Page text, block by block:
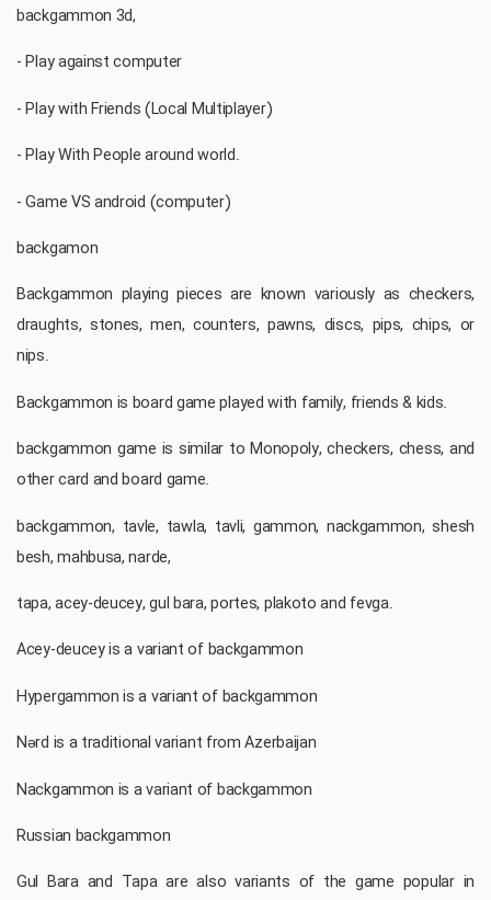
backgammon 3d,
- Play against computer
- Play with Friends (Local Multiplayer)
- Play With People around world.
- Game VS android (computer)
backgamon
Backgammon playing pieces are known variously as checkers,
draughts, stones, men, counters, pawns, discs, pips, chips, or
nips.
Backgammon is board game played with family, friends & kids.
backgammon game is similar to Monopoly, checkers, chess, and
other card and board game.
backgammon, tavle, tawla, tavli, gammon, nackgammon, shesh
besh, mahbusa, narde,
tapa, acey-deucey, gul bara, portes, plakoto and fevga.
Acey-deucey is a variant of backgammon
Hypergammon is a variant of backgammon
Nərd is a traditional variant from Azerbaijan
Nackgammon is a variant of backgammon
Russian backgammon
Gul Bara and Tapa are also variants of the game popular in